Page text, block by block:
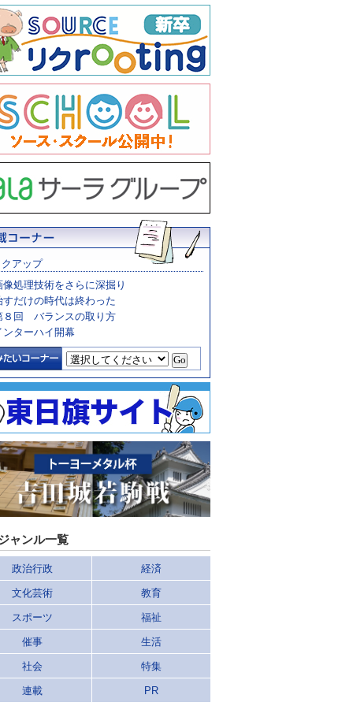
アップ
像処理技術をさらに深掘り
すだけの時代は終わった
８回 バランスの取り方
ンターハイ開幕
ャンル一覧
政治行政 経済
文化芸術 教育
スポーツ 福祉
催事 生活
社会 特集
連載 PR